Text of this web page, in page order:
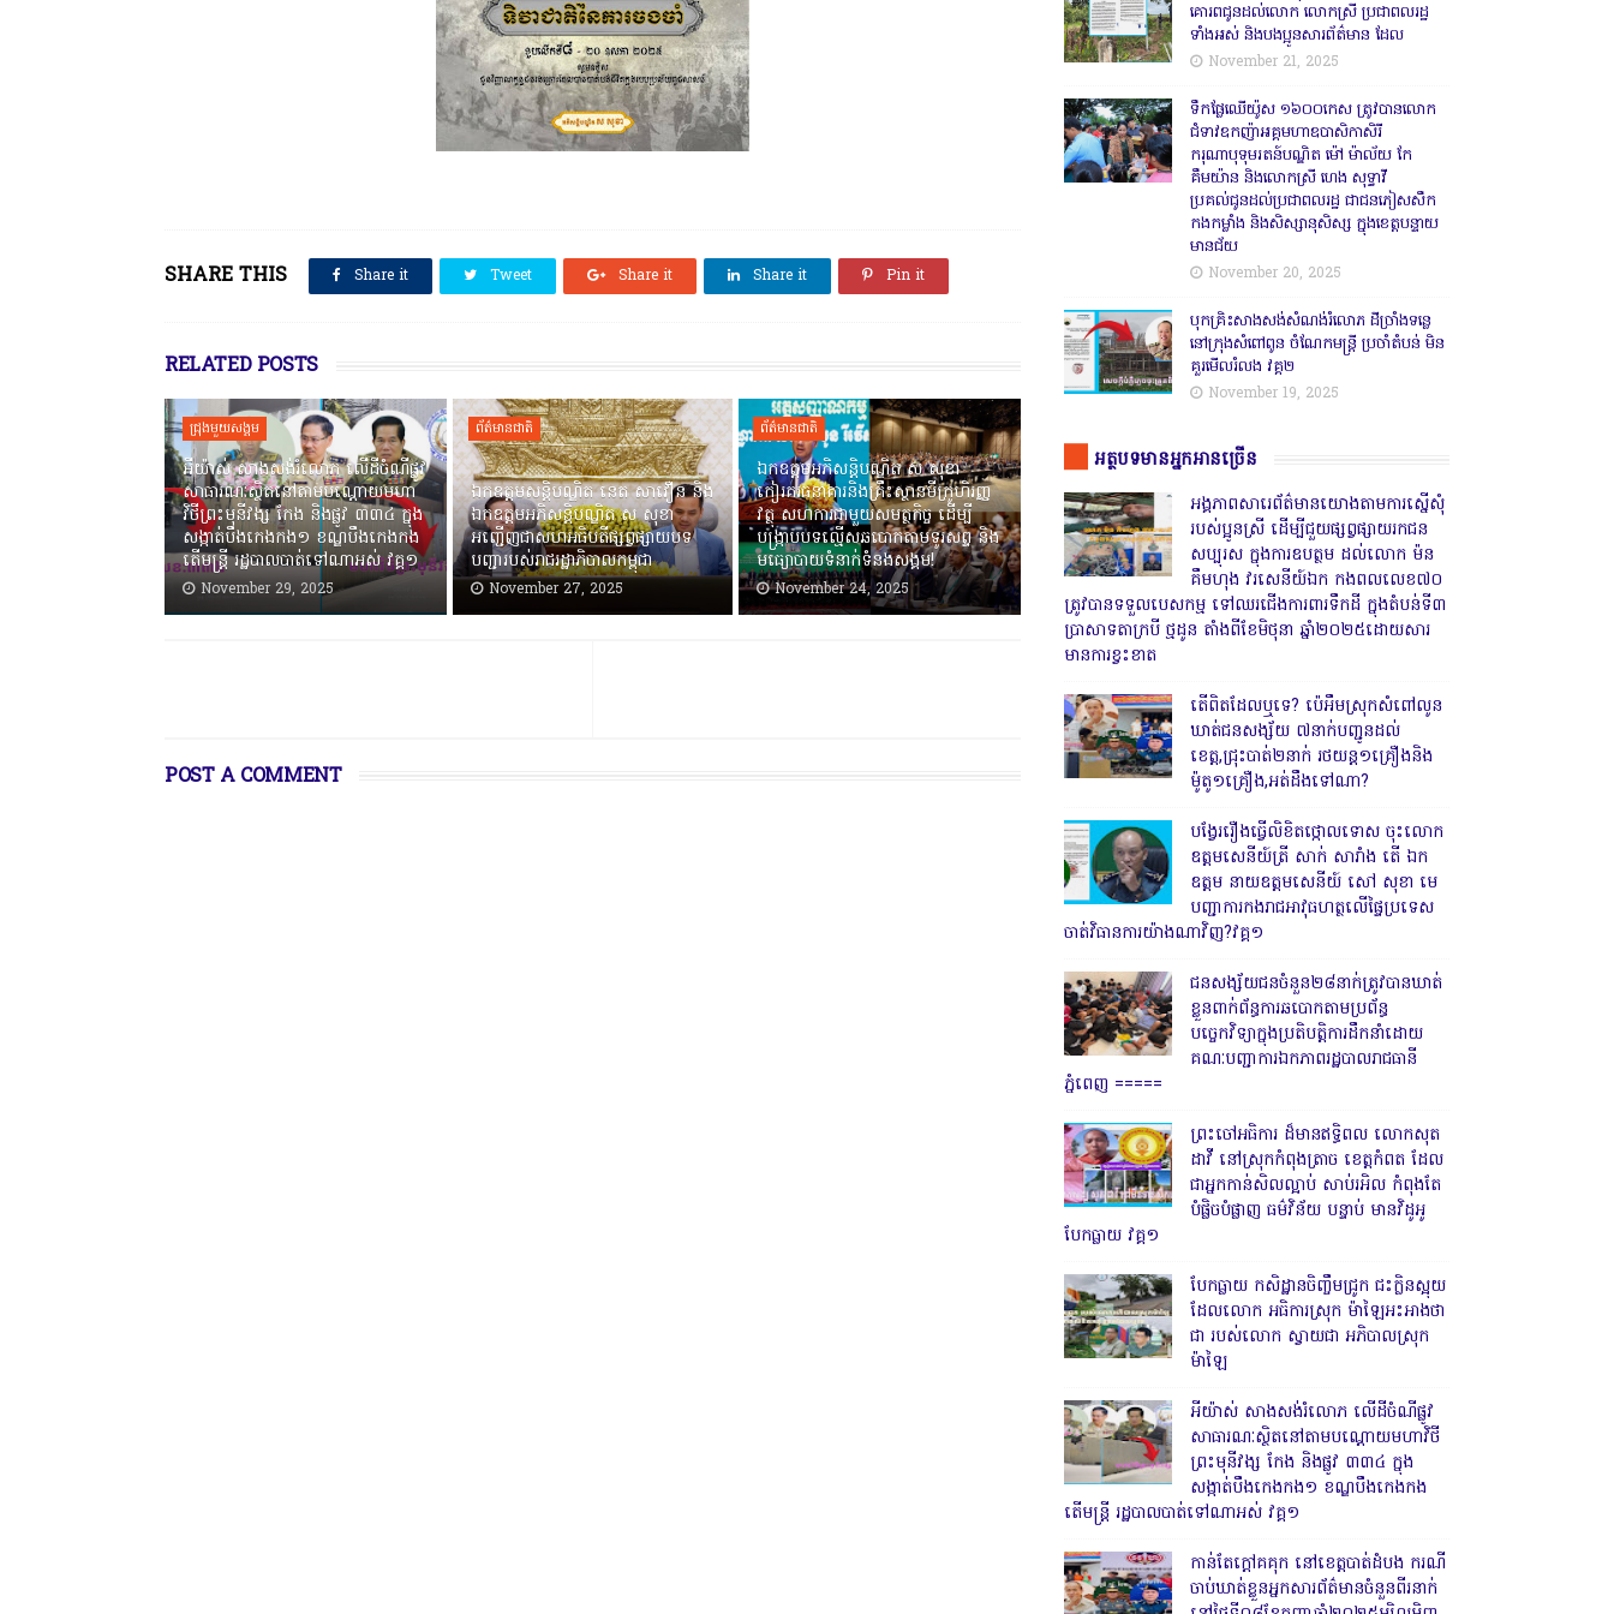
SHARE THIS Share it Tweet Share it Share it Pin it
RELATED POSTS
ជ្រុងមួយសង្គម
អីយ៉ាស់ សាងសង់រំលោភ លើដីចំណីផ្លូវ
សាធារណៈស្ថិតនៅតាមបណ្ដោយមហា
វិថីព្រះមុនីវង្ស កែង និងផ្លូវ ៣៣៤ ក្នុង
សង្កាត់បឹងកេងកង១ ខណ្ឌបឹងកេងកង
តើមន្ត្រី រដ្ឋបាលបាត់ទៅណាអស់ វគ្គ១
November 29, 2025
ព័ត៌មានជាតិ
ឯកឧត្តមសន្តិបណ្ឌិត នេត សាវឿន និង
ឯកឧត្តមអភិសន្តិបណ្ឌិត ស សុខា
អញ្ជើញជាសហអធិបតីផ្សព្វផ្សាយបទ
បញ្ជារបស់រាជរដ្ឋាភិបាលកម្ពុជា
November 27, 2025
ព័ត៌មានជាតិ
ឯកឧត្តមអភិសន្តិបណ្ឌិត ស សុខា
កៀរគរធនាគារនិងគ្រឹះស្ថានមីក្រូហិរញ្ញ
វត្ថុ សហការជាមួយសមត្ថកិច្ច ដើម្បី
បង្ក្រាបបទល្មើសឆបោកតាមទូរសព្ទ និង
មធ្យោបាយទំនាក់ទំនងសង្គម!
November 24, 2025
POST A COMMENT
គោរពជូនដល់លោក លោកស្រី ប្រជាពលរដ្ឋ
ទាំងអស់ និងបងប្អូនសារព័ត៌មាន ដែល
November 21, 2025
ទឹកផ្លែឈើយ៉ូស ១៦០០កេស ត្រូវបានលោក
ជំទាវឧកញ៉ាអគ្គមហាឧបាសិកាសិរី
ករុណាបុទុមរតន៍បណ្ឌិត ម៉ៅ ម៉ាល័យ កែ
គឹមយ៉ាន និងលោកស្រី ហេង សុទ្ធាវី
ប្រគល់ជូនដល់ប្រជាពលរដ្ឋ ជាជនភៀសសឹក
កងកម្លាំង និងសិស្សានុសិស្ស ក្នុងខេត្តបន្ទាយ
មានជ័យ
November 20, 2025
បុកគ្រិះសាងសង់សំណង់រំលោភ ដីច្រាំងទន្លេ
នៅក្រុងសំពៅពូន ចំណែកមន្ត្រី ប្រចាំតំបន់ មិន
គួរមើលរំលង វគ្គ២
November 19, 2025
អត្ថបទមានអ្នកអានច្រើន
អង្គភាពសារេព័ត៌មានយោងតាមការស្នើសុំ
របស់ប្អូនស្រី ដើម្បីជួយផ្សព្វផ្សាយរកជន
សប្បុរស ក្នុងការឧបត្ថម ដល់លោក ម៉ន
គឹមហុង វរសេនីយ៍ឯក កងពលលេខ៧០
ត្រូវបានទទួលបេសកម្ម ទៅឈរជើងការពារទឹកដី ក្នុងតំបន់ទី៣
ប្រាសាទតាក្របី ថ្មដូន តាំងពីខែមិថុនា ឆ្នាំ២០២៥ដោយសារ
មានការខ្វះខាត
តើពិតដែលឬទេ? ប៉េអឹមស្រុកសំពៅលូន
ឃាត់ជនសង្ស័យ ៧នាក់បញ្ជូនដល់
ខេត្ត,ជ្រុះបាត់២នាក់ រថយន្ត១គ្រឿងនិង
ម៉ូតូ១គ្រឿង,អត់ដឹងទៅណា?
បង្វែររឿងធ្វើលិខិតថ្កោលទោស ចុះលោក
ឧត្តមសេនីយ៍ត្រី សាក់ សារាំង តើ ឯក
ឧត្តម នាយឧត្តមសេនីយ៍ សៅ សុខា មេ
បញ្ជាការកងរាជអាវុធហត្ថលើផ្ទៃប្រទេស
ចាត់វិធានការយ៉ាងណាវិញ?វគ្គ១
ជនសង្ស័យជនចំនួន២៨នាក់ត្រូវបានឃាត់
ខ្លួនពាក់ព័ន្ធការឆបោកតាមប្រព័ន្ធ
បច្ចេកវិទ្យាក្នុងប្រតិបត្តិការដឹកនាំដោយ
គណៈបញ្ជាការឯកភាពរដ្ឋបាលរាជធានី
ភ្នំពេញ ‎=====
ព្រះចៅអធិការ ដ៏មានឥទ្ធិពល លោកសុត
ដាវី នៅស្រុកកំពុងត្រាច ខេត្តកំពត ដែល
ជាអ្នកកាន់សិលល្អាប់ សាប់រអិល កំពុងតែ
បំផ្លិចបំផ្លាញ ធម៌វិន័យ បន្ទាប់ មានវិដូអូ
បែកធ្លាយ វគ្គ១
បែកធ្លាយ កសិដ្ឋានចិញ្ចឹមជ្រូក ជះក្លិនស្អុយ
ដែលលោក អធិការស្រុក ម៉ាឡៃអះអាងថា
ជា របស់លោក ស្វាយជា អភិបាលស្រុក
ម៉ាឡៃ
អីយ៉ាស់ សាងសង់រំលោភ លើដីចំណីផ្លូវ
សាធារណៈស្ថិតនៅតាមបណ្ដោយមហាវិថី
ព្រះមុនីវង្ស កែង និងផ្លូវ ៣៣៤ ក្នុង
សង្កាត់បឹងកេងកង១ ខណ្ឌបឹងកេងកង
តើមន្ត្រី រដ្ឋបាលបាត់ទៅណាអស់ វគ្គ១
កាន់តែក្តៅគគុក នៅខេត្តបាត់ដំបង ករណី
ចាប់ឃាត់ខ្លួនអ្នកសារព័ត៌មានចំនួនពីរនាក់